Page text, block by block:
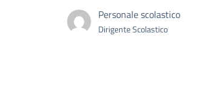
Personale scolastico
Dirigente Scolastico